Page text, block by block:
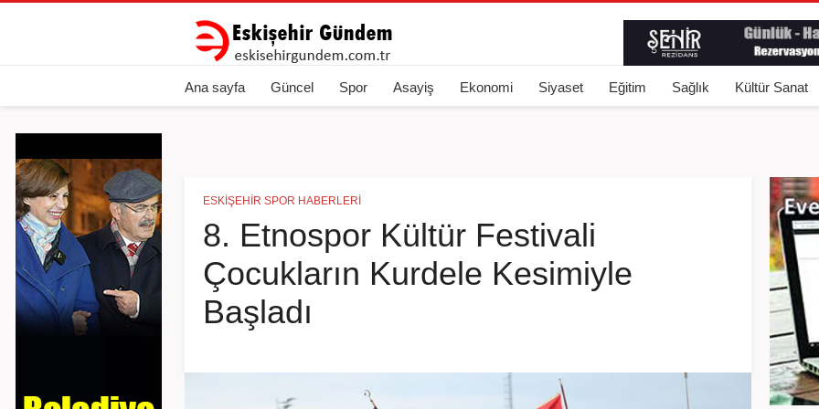
Ana sayfa Güncel Spor Asayiş Ekonomi Siyaset Eğitim Sağlık Kültür Sanat
ESKIŞEHIR SPOR HABERLERI
8. Etnospor Kültür Festivali
Çocukların Kurdele Kesimiyle
Başladı